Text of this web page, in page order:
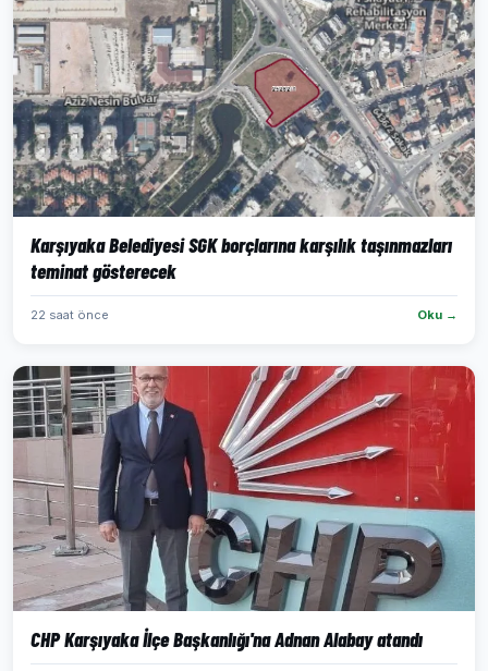
Karşıyaka Belediyesi SGK borçlarına karşılık taşınmazları
teminat gösterecek
22 saat önce Oku →
CHP Karşıyaka İlçe Başkanlığı'na Adnan Alabay atandı